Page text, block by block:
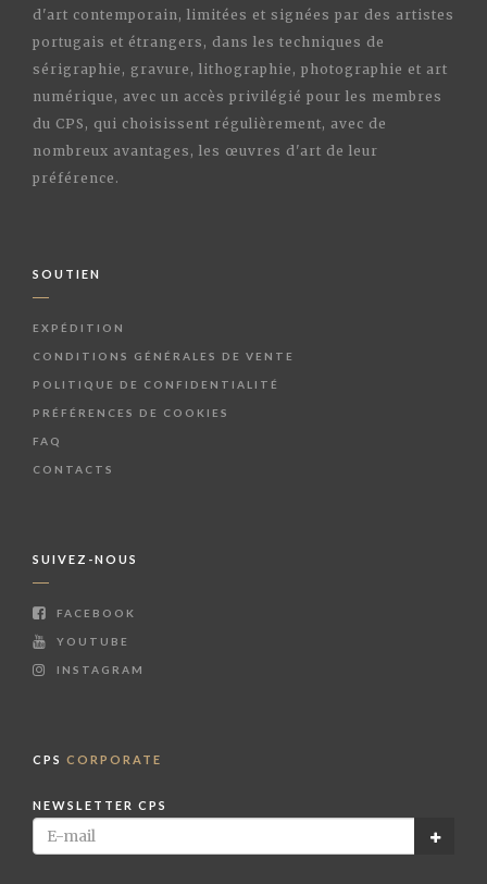
d'art contemporain, limitées et signées par des artistes
portugais et étrangers, dans les techniques de
sérigraphie, gravure, lithographie, photographie et art
numérique, avec un accès privilégié pour les membres
du CPS, qui choisissent régulièrement, avec de
nombreux avantages, les œuvres d'art de leur
préférence.
SOUTIEN
EXPÉDITION
CONDITIONS GÉNÉRALES DE VENTE
POLITIQUE DE CONFIDENTIALITÉ
PRÉFÉRENCES DE COOKIES
FAQ
CONTACTS
SUIVEZ-NOUS
FACEBOOK
YOUTUBE
INSTAGRAM
CPS CORPORATE
NEWSLETTER CPS